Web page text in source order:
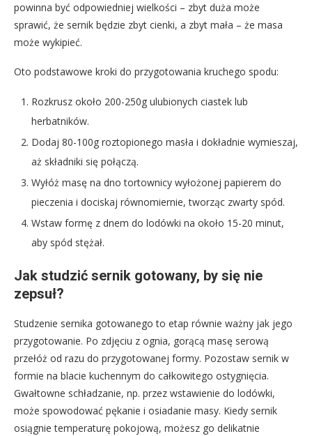
powinna być odpowiedniej wielkości – zbyt duża może
sprawić, że sernik będzie zbyt cienki, a zbyt mała – że masa
może wykipieć.
Oto podstawowe kroki do przygotowania kruchego spodu:
Rozkrusz około 200-250g ulubionych ciastek lub
herbatników.
Dodaj 80-100g roztopionego masła i dokładnie wymieszaj,
aż składniki się połączą.
Wyłóż masę na dno tortownicy wyłożonej papierem do
pieczenia i dociskaj równomiernie, tworząc zwarty spód.
Wstaw formę z dnem do lodówki na około 15-20 minut,
aby spód stężał.
Jak studzić sernik gotowany, by się nie
zepsuł?
Studzenie sernika gotowanego to etap równie ważny jak jego
przygotowanie. Po zdjęciu z ognia, gorącą masę serową
przełóż od razu do przygotowanej formy. Pozostaw sernik w
formie na blacie kuchennym do całkowitego ostygnięcia.
Gwałtowne schładzanie, np. przez wstawienie do lodówki,
może spowodować pękanie i osiadanie masy. Kiedy sernik
osiągnie temperaturę pokojową, możesz go delikatnie